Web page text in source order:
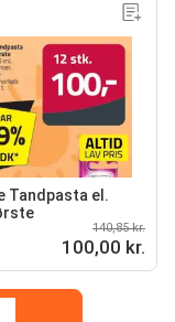
Tandpasta el.
140,85 kr.
100,00 kr.